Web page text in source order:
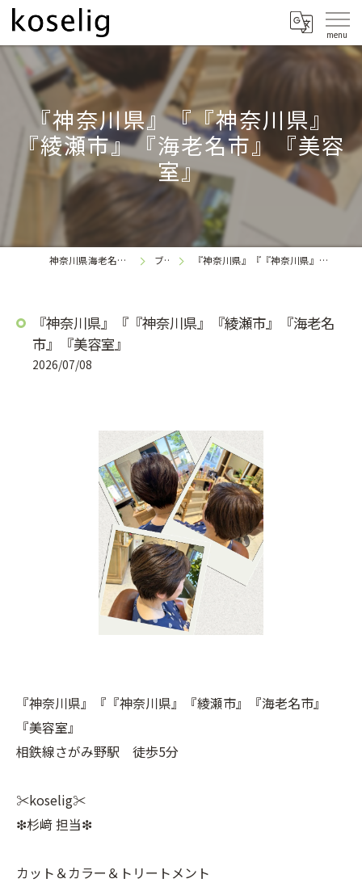
『神奈川県』『『神奈川県』
『綾瀬市』『海老名市』『美容
室』
神奈川県海老名の美容室なら koselig
ブログ 『神奈川県』『『神奈川県』『綾瀬市』『海老名市』『美容室』
『神奈川県』『『神奈川県』『綾瀬市』『海老名
市』『美容室』
2026/07/08
『神奈川県』『『神奈川県』『綾瀬市』『海老名市』
『美容室』
相鉄線さがみ野駅 徒歩5分
✂︎koselig✂︎
❇︎杉﨑 担当❇︎
カット＆カラー＆トリートメント